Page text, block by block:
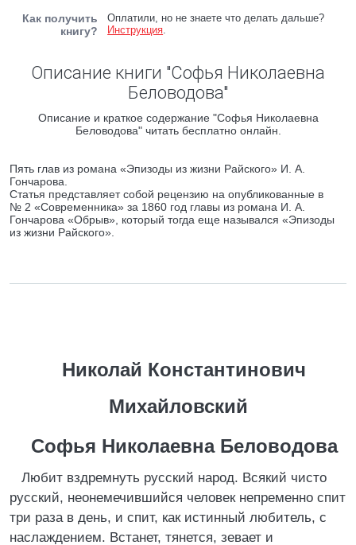
Как получить
книгу?
Оплатили, но не знаете что делать дальше?
Инструкция.
Описание книги "Софья Николаевна
Беловодова"
Описание и краткое содержание "Софья Николаевна
Беловодова" читать бесплатно онлайн.
Пять глав из романа «Эпизоды из жизни Райского» И. А.
Гончарова.
Статья представляет собой рецензию на опубликованные в
№ 2 «Современника» за 1860 год главы из романа И. А.
Гончарова «Обрыв», который тогда еще назывался «Эпизоды
из жизни Райского».
Николай Константинович
Михайловский
Софья Николаевна Беловодова
Любит вздремнуть русский народ. Всякий чисто
русский, неонемечившийся человек непременно спит
три раза в день, и спит, как истинный любитель, с
наслаждением. Встанет, тянется, зевает и